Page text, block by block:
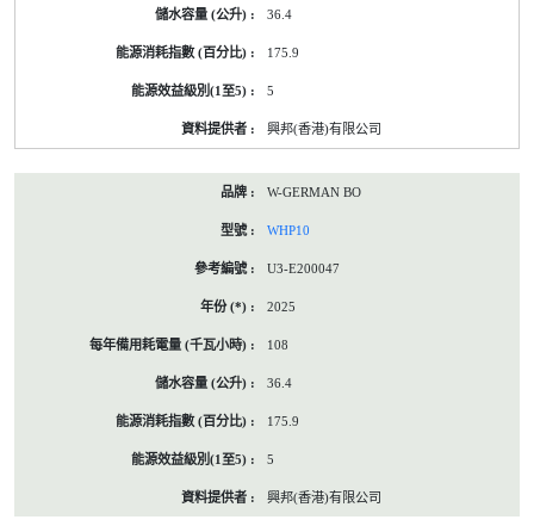
36.4
175.9
5
興邦(香港)有限公司
W-GERMAN BO
WHP10
U3-E200047
2025
108
36.4
175.9
5
興邦(香港)有限公司